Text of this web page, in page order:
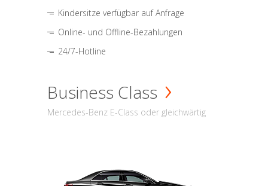
Kindersitze verfügbar auf Anfrage
Online- und Offline-Bezahlungen
24/7-Hotline
Business Class
Mercedes-Benz E-Class oder gleichwärtig